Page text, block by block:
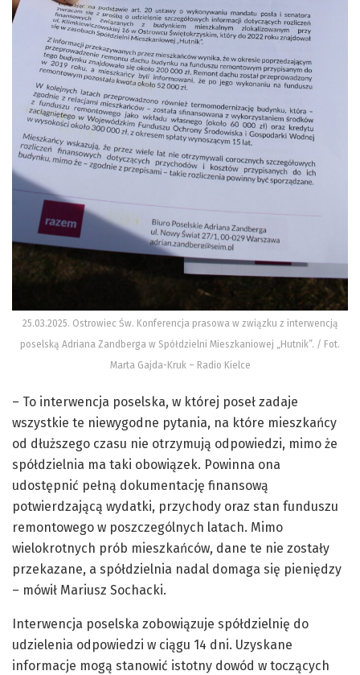
25.03.2025. Ostrowiec Św. Konferencja prasowa w związku z interwencją
poselską Adriana Zandberga w Spółdzielni Mieszkaniowej „Hutnik”. / Fot.
Marta Gajda-Kruk – Radio Kielce
– To interwencja poselska, w której poseł zadaje
wszystkie te niewygodne pytania, na które mieszkańcy
od dłuższego czasu nie otrzymują odpowiedzi, mimo że
spółdzielnia ma taki obowiązek. Powinna ona
udostępnić pełną dokumentację finansową
potwierdzającą wydatki, przychody oraz stan funduszu
remontowego w poszczególnych latach. Mimo
wielokrotnych prób mieszkańców, dane te nie zostały
przekazane, a spółdzielnia nadal domaga się pieniędzy
– mówił Mariusz Sochacki.
Interwencja poselska zobowiązuje spółdzielnię do
udzielenia odpowiedzi w ciągu 14 dni. Uzyskane
informacje mogą stanowić istotny dowód w toczących